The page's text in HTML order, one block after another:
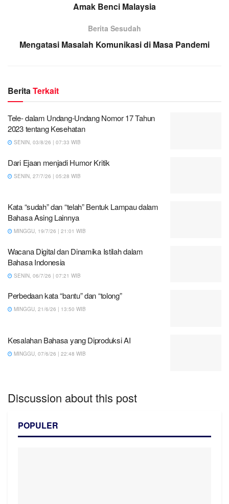
Amak Benci Malaysia
Berita Sesudah
Mengatasi Masalah Komunikasi di Masa Pandemi
BeritaTerkait
Tele- dalam Undang-Undang Nomor 17 Tahun
2023 tentang Kesehatan
SENIN, 03/8/26 | 07:33 WIB
Dari Ejaan menjadi Humor Kritik
SENIN, 27/7/26 | 05:28 WIB
Kata “sudah” dan “telah” Bentuk Lampau dalam
Bahasa Asing Lainnya
MINGGU, 19/7/26 | 21:01 WIB
Wacana Digital dan Dinamika Istilah dalam
Bahasa Indonesia
SENIN, 06/7/26 | 07:21 WIB
Perbedaan kata “bantu” dan “tolong”
MINGGU, 21/6/26 | 13:50 WIB
Kesalahan Bahasa yang Diproduksi AI
MINGGU, 07/6/26 | 22:48 WIB
Discussion about this post
POPULER